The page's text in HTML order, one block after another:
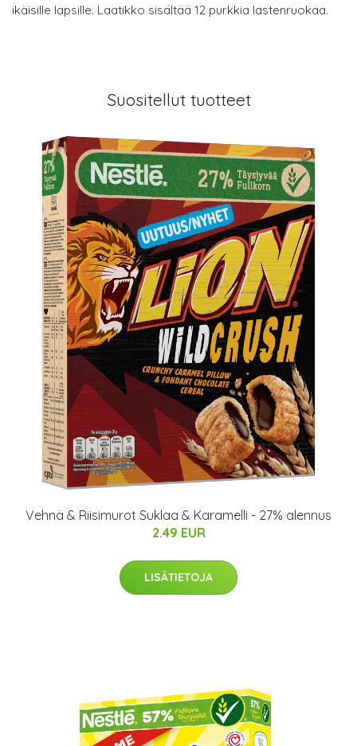
ikäisille lapsille. Laatikko sisältää 12 purkkia lastenruokaa.
Suositellut tuotteet
Vehnä & Riisimurot Suklaa & Karamelli - 27% alennus
2.49 EUR
LISÄTIETOJA